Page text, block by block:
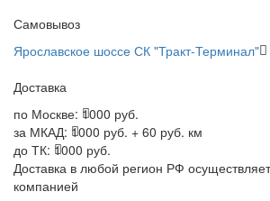
Самовывоз
Ярославское шоссе СК "Тракт-Терминал"
Доставка
по Москве: 1000 руб.
за МКАД: 1000 руб. + 60 руб. км
до ТК: 1000 руб.
Доставка в любой регион РФ
компанией